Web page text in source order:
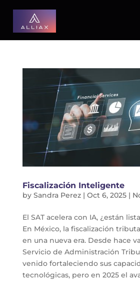
Fiscalización Inteligente
by Sandra Perez| Oct 6, 2025|
El SAT acelera con IA, ¿están
En México, la fiscalización
en una nueva era. Desde hace
Servicio de Administración
venido fortaleciendo sus
tecnológicas, pero en 2025 el